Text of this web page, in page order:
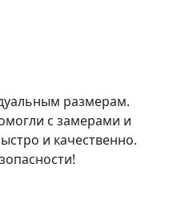
размерам.
с замерами и
и качественно.